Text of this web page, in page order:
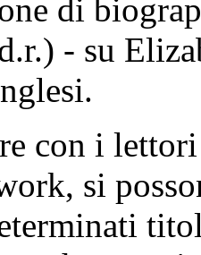
di
- su
con i
si